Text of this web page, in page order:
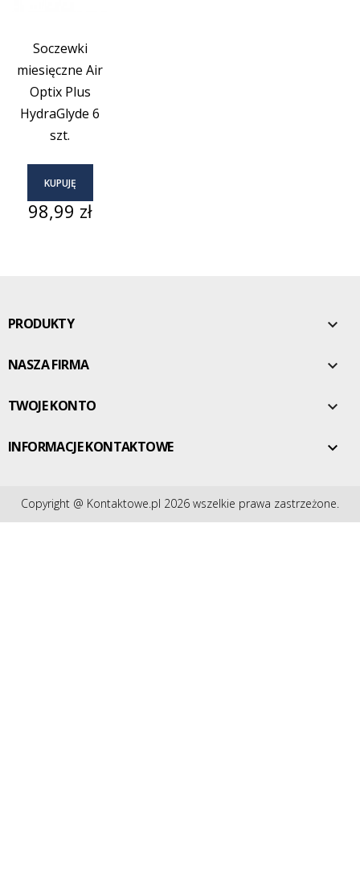
Soczewki
miesięczne Air
Optix Plus
HydraGlyde 6
szt.
KUPUJĘ
Cena
98,99 zł
PRODUKTY 
NASZA FIRMA 
TWOJE KONTO 
INFORMACJE KONTAKTOWE 
Copyright @ Kontaktowe.pl 2026 wszelkie prawa zastrzeżone.